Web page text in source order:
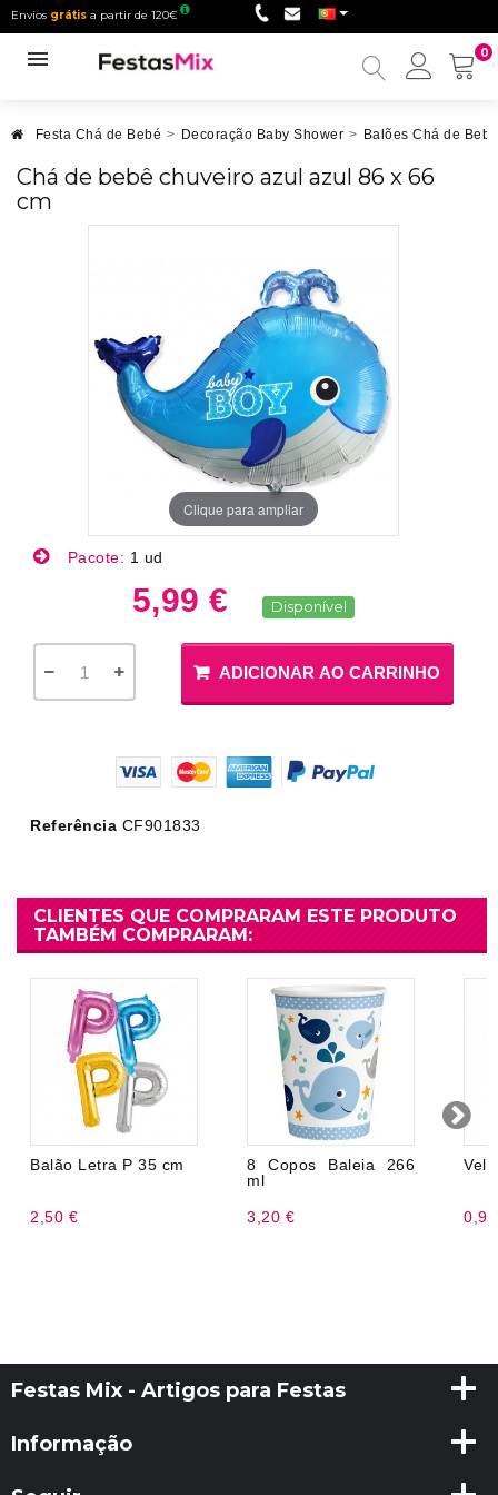
Envios grátis a partir de 120€
0
Minha
Festa Chá de Bebé > Decoração Baby Shower > Balões Chá de Bebé
Chá de bebê chuveiro azul azul 86 x 66
cm
Clique para ampliar
Pacote: 1 ud
5,99 € Disponível
ADICIONAR AO CARRINHO
Referência CF901833
CLIENTES QUE COMPRARAM ESTE PRODUTO
TAMBÉM COMPRARAM:
Balão Letra P 35 cm
2,50 €
8 Copos Baleia 266
ml
3,20 €
Festas Mix - Artigos para Festas
Informação